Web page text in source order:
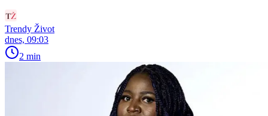
Trendy Život
dnes, 09:03
2 min